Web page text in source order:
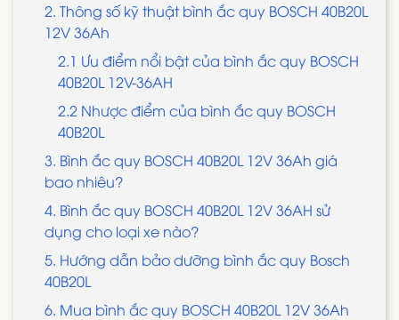
2. Thông số kỹ thuật bình ắc quy BOSCH 40B20L
12V 36Ah
2.1 Ưu điểm nổi bật của bình ắc quy BOSCH
40B20L 12V-36AH
2.2 Nhược điểm của bình ắc quy BOSCH
40B20L
3. Bình ắc quy BOSCH 40B20L 12V 36Ah giá
bao nhiêu?
4. Bình ắc quy BOSCH 40B20L 12V 36AH sử
dụng cho loại xe nào?
​​​​​​5. Hướng dẫn bảo dưỡng bình ắc quy Bosch
40B20L
6. Mua bình ắc quy BOSCH 40B20L 12V 36Ah